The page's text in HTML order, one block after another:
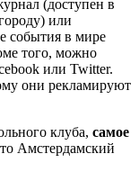
(доступен в
или
события в мире
того, можно
или Twitter.
они рекламируют
клуба, самое
Амстердамский